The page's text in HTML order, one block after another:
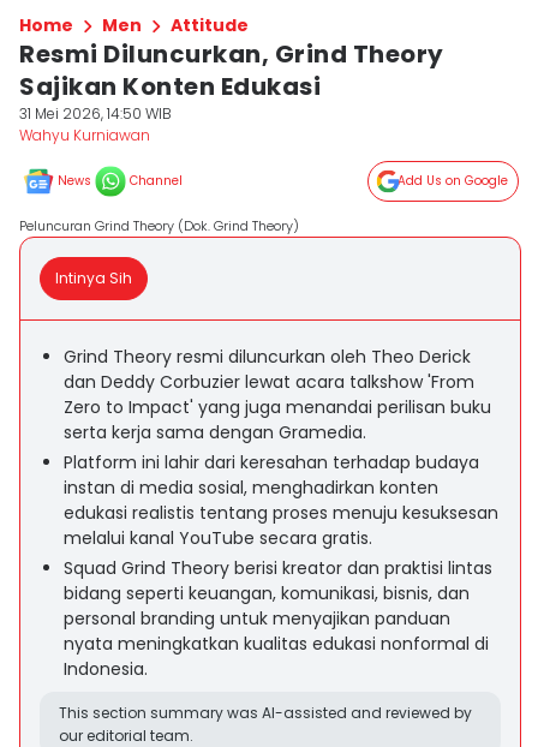
Home Men Attitude
Resmi Diluncurkan, Grind Theory
Sajikan Konten Edukasi
31 Mei 2026, 14:50 WIB
Wahyu Kurniawan
News Channel Add Us on Google
Peluncuran Grind Theory (Dok. Grind Theory)
Intinya Sih
Grind Theory resmi diluncurkan oleh Theo Derick
dan Deddy Corbuzier lewat acara talkshow 'From
Zero to Impact' yang juga menandai perilisan buku
serta kerja sama dengan Gramedia.
Platform ini lahir dari keresahan terhadap budaya
instan di media sosial, menghadirkan konten
edukasi realistis tentang proses menuju kesuksesan
melalui kanal YouTube secara gratis.
Squad Grind Theory berisi kreator dan praktisi lintas
bidang seperti keuangan, komunikasi, bisnis, dan
personal branding untuk menyajikan panduan
nyata meningkatkan kualitas edukasi nonformal di
Indonesia.
This section summary was AI-assisted and reviewed by
our editorial team.